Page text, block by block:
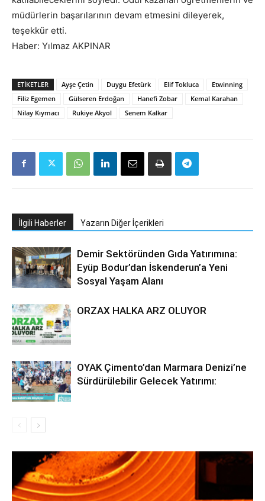
müdürlerin başarılarının devam etmesini dileyerek,
teşekkür etti.
Haber: Yılmaz AKPINAR
ETIKETLER Ayşe Çetin Duygu Efetürk Elif Tokluca
Etwinning
Filiz Egemen
Gülseren Erdoğan Hanefi Zobar
Kemal Karahan
Nilay Kıymacı
Rukiye Akyol Senem Kalkar
İlgili Haberler Yazarın Diğer İçerikleri
Demir Sektöründen Gıda Yatırımına:
Eyüp Bodur’dan İskenderun’a Yeni
Sosyal Yaşam Alanı
ORZAX HALKA ARZ OLUYOR
OYAK Çimento’dan Marmara Denizi’ne
Sürdürülebilir Gelecek Yatırımı: